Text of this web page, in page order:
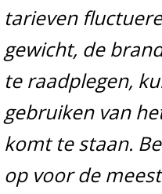
tarieven
gewicht, de
te raadplegen,
gebruiken van
komt te staan.
op voor de